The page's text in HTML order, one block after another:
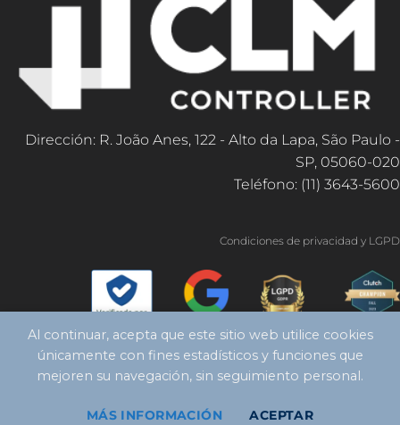
Dirección: R. João Anes, 122 - Alto da Lapa, São Paulo -
SP, 05060-020
Teléfono: (11) 3643-5600
Condiciones de privacidad y LGPD
Copyright 2026 ©Controlador CLM
Al continuar, acepta que este sitio web utilice cookies
únicamente con fines estadísticos y funciones que
mejoren su navegación, sin seguimiento personal.
MÁS INFORMACIÓN ACEPTAR